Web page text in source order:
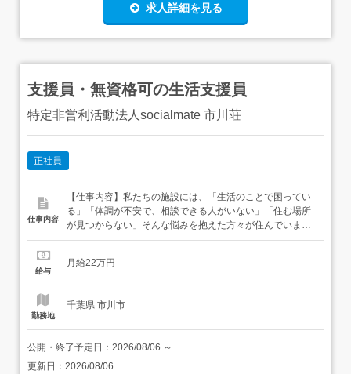
求人詳細を見る
支援員・無資格可の生活支援員
特定非営利活動法人socialmate 市川荘
正社員
仕事内容
【仕事内容】私たちの施設には、「生活のことで困ってい
る」「体調が不安で、相談できる人がいない」「住む場所
が見つからない」そんな悩みを抱えた方々が住んでいま
す。困りごとは一人ひとり違います。だからこそ、その人
大切です。この仕事は、利用者さんと1対1で向き合う支援
給与
月給22万円
勤務地
千葉県 市川市
公開・終了予定日： 2026/08/06 ～
更新日： 2026/08/06